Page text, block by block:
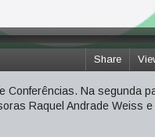
Share
Conferências. Na segunda
Raquel Andrade Weiss e